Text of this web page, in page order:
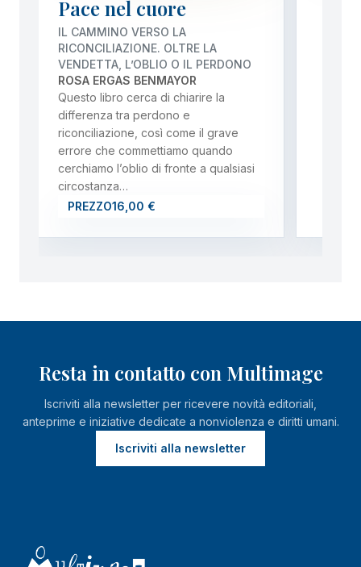
Pace nel cuore
IL CAMMINO VERSO LA
RICONCILIAZIONE. OLTRE LA
VENDETTA, L’OBLIO O IL PERDONO
ROSA ERGAS BENMAYOR
Questo libro cerca di chiarire la
differenza tra perdono e
riconciliazione, così come il grave
errore che commettiamo quando
cerchiamo l’oblio di fronte a qualsiasi
circostanza…
PREZZO16,00 €
Resta in contatto con Multimage
Iscriviti alla newsletter per ricevere novità editoriali,
anteprime e iniziative dedicate a nonviolenza e diritti umani.
Iscriviti alla newsletter